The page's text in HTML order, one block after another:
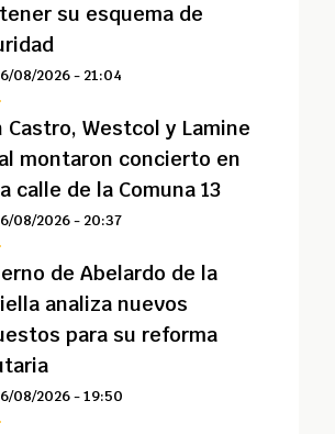
su esquema de
08/2026 - 21:04
Castro, Westcol y Lamine
montaron concierto en
calle de la Comuna 13
08/2026 - 20:37
de Abelardo de la
analiza nuevos
para su reforma
08/2026 - 19:50